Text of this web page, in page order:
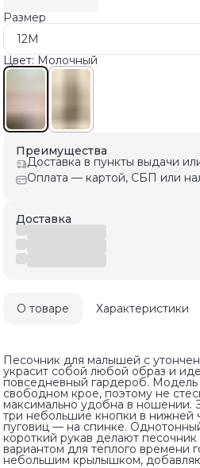
Размер
12M
Цвет: Молочный
Преимущества
Доставка в пункты выдачи
Оплата — картой, СБП или
Доставка
О товаре Характеристики
Песочник для малышей с
украсит собой любой образ и
повседневный гардероб.
свободном крое, поэтому не
максимально удобна в ношении.
три небольшие кнопки в нижней
пуговиц — на спинке.
короткий рукав делают
вариантом для теплого времени
небольшим крылышком,